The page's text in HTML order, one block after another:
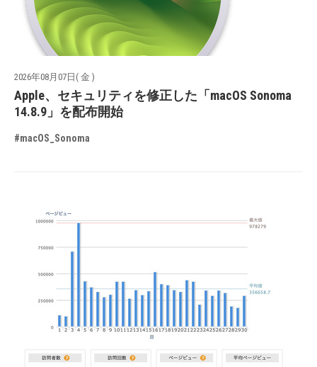
2026年08月07日( 金 )
Apple、セキュリティを修正した「macOS Sonoma
14.8.9」を配布開始
#macOS_Sonoma